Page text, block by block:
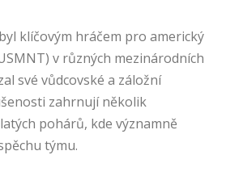
klíčovým hráčem pro americký
v různých mezinárodních
své vůdcovské a záložní
zahrnují několik
pohárů, kde významně
týmu.